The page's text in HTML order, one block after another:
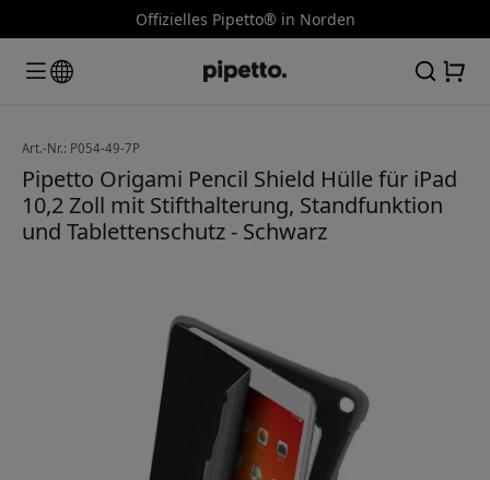
Offizielles Pipetto® in Norden
Art.-Nr.: P054-49-7P
Pipetto Origami Pencil Shield Hülle für iPad
10,2 Zoll mit Stifthalterung, Standfunktion
und Tablettenschutz - Schwarz